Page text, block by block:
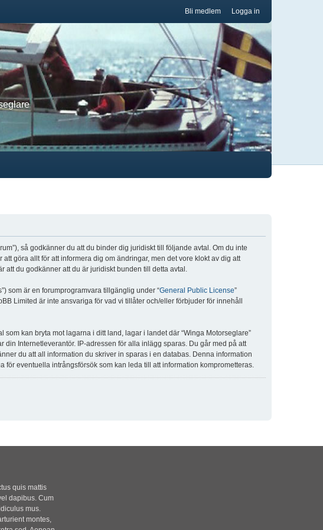
Logga in
Bli medlem
så godkänner du att du binder dig juridiskt till följande avtal. Om du inte
göra allt för att informera dig om ändringar, men det vore klokt av dig att
att du godkänner att du är juridiskt bunden till detta avtal.
som är en forumprogramvara tillgänglig under “General Public License”
Limited är inte ansvariga för vad vi tillåter och/eller förbjuder för innehåll
kan bryta mot lagarna i ditt land, lagar i landet där “Winga Motorseglare”
Internetleverantör. IP-adressen för alla inlägg sparas. Du går med på att
du att all information du skriver in sparas i en databas. Denna information
för eventuella intrångsförsök som kan leda till att information komprometteras.
quis mattis
dapibus. Cum
mus.
montes,